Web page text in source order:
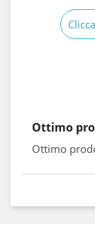
Ottimo
Ottimo